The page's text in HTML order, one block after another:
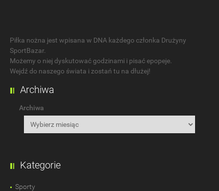
Piłka nożna jest wpisana w DNA każdego członka Drużyny
SportBazar.
Możemy o niej dyskutować godzinami i pisać epopeje.
Wejdź do naszego świata i zostań tu na dłużej!
Archiwa
Archiwa
Kategorie
Sporty